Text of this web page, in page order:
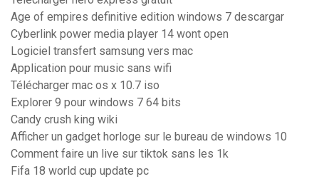
Age of empires definitive edition windows 7 descargar
Cyberlink power media player 14 wont open
Logiciel transfert samsung vers mac
Application pour music sans wifi
Télécharger mac os x 10.7 iso
Explorer 9 pour windows 7 64 bits
Candy crush king wiki
Afficher un gadget horloge sur le bureau de windows 10
Comment faire un live sur tiktok sans les 1k
Fifa 18 world cup update pc